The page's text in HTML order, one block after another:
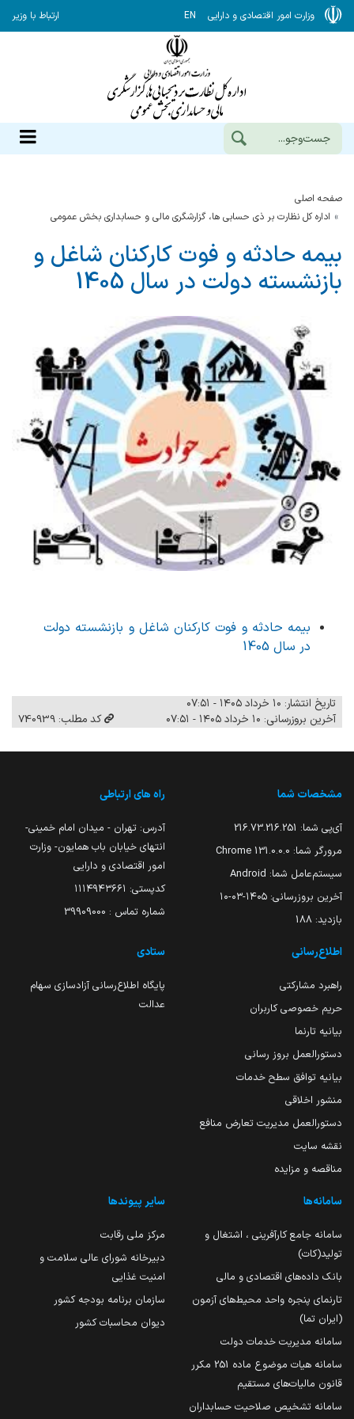
وزارت امور اقتصادی و دارایی EN ارتباط با وزیر
صفحه اصلی
اداره کل نظارت بر ذی حسابی ها، گزارشگری مالی و حسابداری بخش عمومی
بیمه حادثه و فوت کارکنان شاغل و
بازنشسته دولت در سال 1405
بیمه حادثه و فوت کارکنان شاغل و بازنشسته دولت
در سال 1405
تاریخ انتشار: ۱۰ خرداد ۱۴۰۵ - ۰۷:۵۱
آخرین بروزرسانی: ۱۰ خرداد ۱۴۰۵ - ۰۷:۵۱
کد مطلب: 740939
مشخصات شما
آی‌پی شما: 216.73.216.251
مرورگر شما: 131.0.0.0 Chrome
سیستم‌عامل شما: Android
آخرین بروزرسانی: ۱۴۰۵-۰۳-۱۰
بازدید: 188
راه های ارتباطی
آدرس: تهران - میدان امام خمینی-
انتهای خیابان باب همایون- وزارت
امور اقتصادی و دارایی
کدپستی: ۱۱۱۴۹۴۳۶۶۱
شماره تماس : 39909000
اطلاع‌رسانی
راهبرد مشارکتی
حریم خصوصی کاربران
بیانیه تارنما
دستورالعمل بروز رسانی
بیانیه توافق سطح خدمات
منشور اخلاقی
دستورالعمل مدیریت تعارض منافع
نقشه سایت
مناقصه و مزایده
ستادی
پایگاه اطلاع‌رسانی آزادسازی سهام
عدالت
سامانه‌ها
سامانه جامع کارآفرینی ، اشتغال و
تولید(کات)
بانک داده‌های اقتصادی و مالی
تارنمای پنجره واحد محیط‌های آزمون
(ایران تما)
سامانه مدیریت خدمات دولت
سامانه هیات موضوع ماده 251 مکرر
قانون مالیات‌های مستقیم
سامانه تشخیص صلاحیت حسابداران
سایر پیوندها
مرکز ملی رقابت
دبیرخانه شورای عالی سلامت و
امنیت غذایی
سازمان برنامه بودجه کشور
دیوان محاسبات کشور